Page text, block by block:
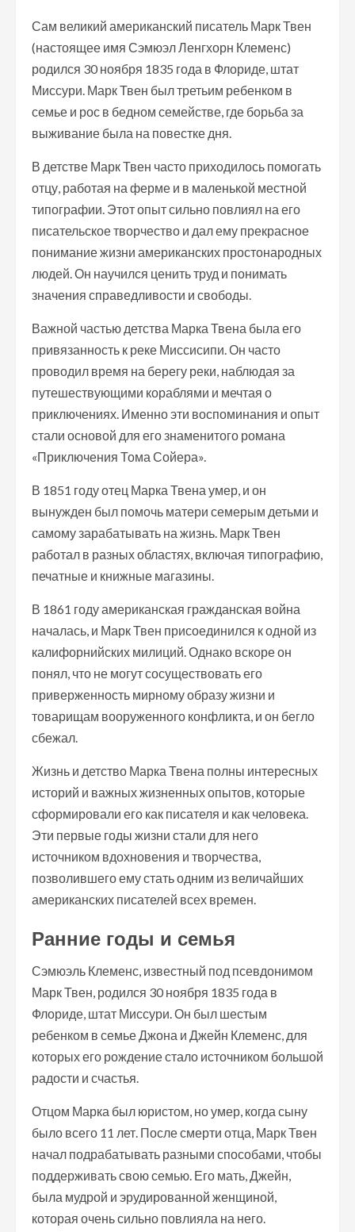
Сам великий американский писатель Марк Твен
(настоящее имя Сэмюэл Ленгхорн Клеменс)
родился 30 ноября 1835 года в Флориде, штат
Миссури. Марк Твен был третьим ребенком в
семье и рос в бедном семействе, где борьба за
выживание была на повестке дня.
В детстве Марк Твен часто приходилось помогать
отцу, работая на ферме и в маленькой местной
типографии. Этот опыт сильно повлиял на его
писательское творчество и дал ему прекрасное
понимание жизни американских простонародных
людей. Он научился ценить труд и понимать
значения справедливости и свободы.
Важной частью детства Марка Твена была его
привязанность к реке Миссисипи. Он часто
проводил время на берегу реки, наблюдая за
путешествующими кораблями и мечтая о
приключениях. Именно эти воспоминания и опыт
стали основой для его знаменитого романа
«Приключения Тома Сойера».
В 1851 году отец Марка Твена умер, и он
вынужден был помочь матери семерым детьми и
самому зарабатывать на жизнь. Марк Твен
работал в разных областях, включая типографию,
печатные и книжные магазины.
В 1861 году американская гражданская война
началась, и Марк Твен присоединился к одной из
калифорнийских милиций. Однако вскоре он
понял, что не могут сосуществовать его
приверженность мирному образу жизни и
товарищам вооруженного конфликта, и он бегло
сбежал.
Жизнь и детство Марка Твена полны интересных
историй и важных жизненных опытов, которые
сформировали его как писателя и как человека.
Эти первые годы жизни стали для него
источником вдохновения и творчества,
позволившего ему стать одним из величайших
американских писателей всех времен.
Ранние годы и семья
Сэмюэль Клеменс, известный под псевдонимом
Марк Твен, родился 30 ноября 1835 года в
Флориде, штат Миссури. Он был шестым
ребенком в семье Джона и Джейн Клеменс, для
которых его рождение стало источником большой
радости и счастья.
Отцом Марка был юристом, но умер, когда сыну
было всего 11 лет. После смерти отца, Марк Твен
начал подрабатывать разными способами, чтобы
поддерживать свою семью. Его мать, Джейн,
была мудрой и эрудированной женщиной,
которая очень сильно повлияла на него.